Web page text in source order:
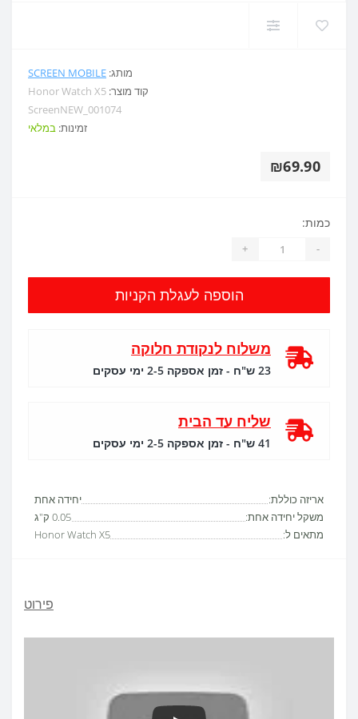
מותג: SCREEN MOBILE
קוד מוצר: Honor Watch X5
ScreenNEW_001074
זמינות: במלאי
₪69.90
אריזה כוללת:
יחידה אחת
משקל יחידה אחת:
0.05 ק"ג
מתאים ל:
Honor Watch X5
כמות:
-
+
הוספה לעגלת הקניות
משלוח לנקודת חלוקה
23 ש"ח - זמן אספקה 2-5 ימי עסקים
שליח עד הבית
41 ש"ח - זמן אספקה 2-5 ימי עסקים
פירוט